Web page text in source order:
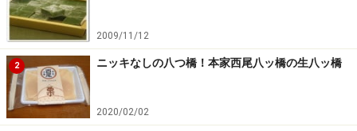
2009/11/12
2 ニッキなしの八つ橋！本家西尾八ッ橋の生八ッ橋
2020/02/02